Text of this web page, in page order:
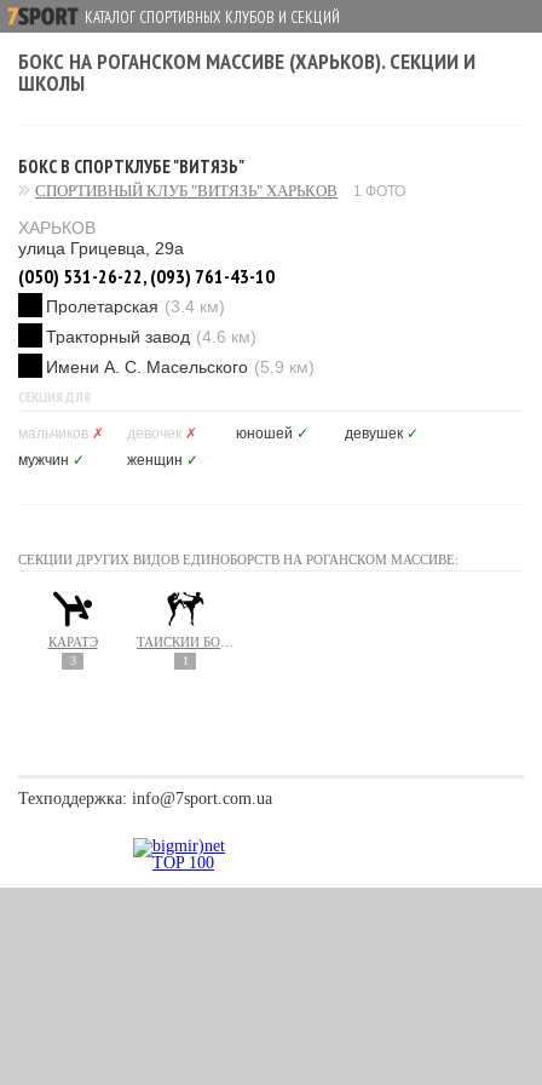
КАТАЛОГ СПОРТИВНЫХ КЛУБОВ И СЕКЦИЙ
БОКС НА РОГАНСКОМ МАССИВЕ (ХАРЬКОВ). СЕКЦИИ И
ШКОЛЫ
БОКС В СПОРТКЛУБЕ "ВИТЯЗЬ"
СПОРТИВНЫЙ КЛУБ "ВИТЯЗЬ" ХАРЬКОВ 1 ФОТО
ХАРЬКОВ
улица Грицевца, 29а
(050) 531-26-22, (093) 761-43-10
Пролетарская (3.4 км)
Тракторный завод (4.6 км)
Имени А. С. Масельского (5.9 км)
СЕКЦИЯ ДЛЯ
мальчиков ✗ девочек ✗ юношей ✓ девушек ✓
мужчин ✓ женщин ✓
СЕКЦИИ ДРУГИХ ВИДОВ ЕДИНОБОРСТВ НА РОГАНСКОМ МАССИВЕ:
КАРАТЭ
3 1
Техподдержка: info@7sport.com.ua